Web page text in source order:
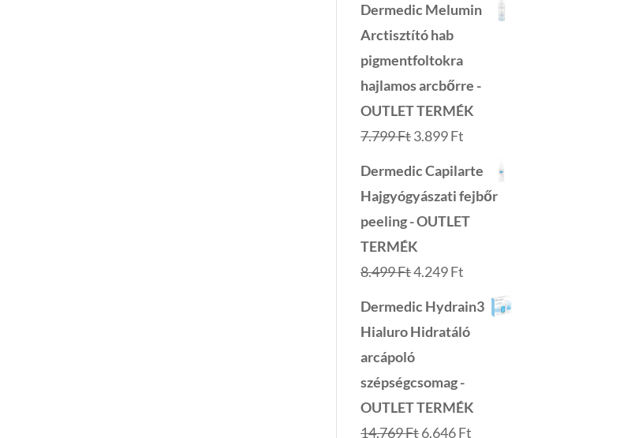
Dermedic Melumin
Arctisztító hab
pigmentfoltokra
hajlamos arcbőrre -
OUTLET TERMÉK
7.799FtOriginal
3.899Ft
Dermedic Capilarte
Hajgyógyászati fejbőr
peeling - OUTLET
TERMÉK
8.499FtOriginal
4.249Ft
price
Dermedic Hydrain3
Hialuro Hidratáló
arcápoló
szépségcsomag -
OUTLET TERMÉK
14.769FtOriginal
6.646Ft